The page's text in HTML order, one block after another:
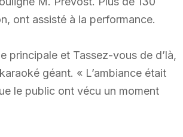
ont assisté à la performance.
principale et Tassez-vous de d’là,
géant. « L’ambiance était
le public ont vécu un moment